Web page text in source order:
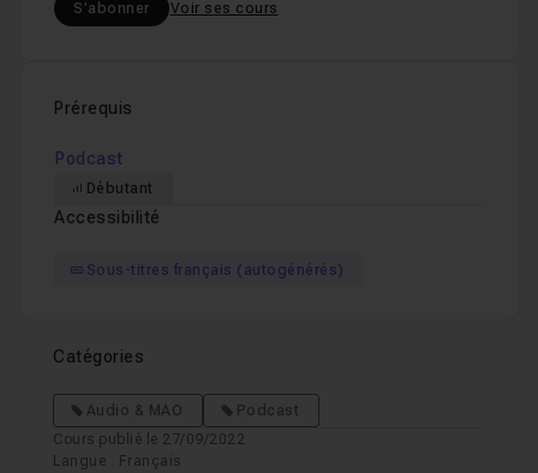
S'abonner Voir ses cours
Prérequis
Podcast
Débutant
Accessibilité
Sous-titres français (autogénérés)
Catégories
Audio & MAO
Podcast
Cours publié le 27/09/2022
Langue : Français